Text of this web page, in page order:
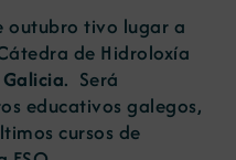
outubro tivo lugar a
de Hidroloxía
. Será
educativos galegos,
cursos de